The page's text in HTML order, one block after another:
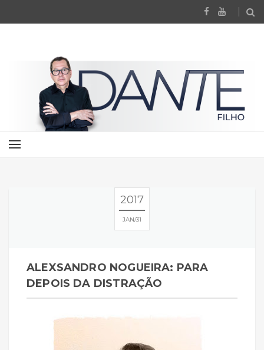
2017
JAN 31
ALEXSANDRO NOGUEIRA: PARA
DEPOIS DA DISTRAÇÃO